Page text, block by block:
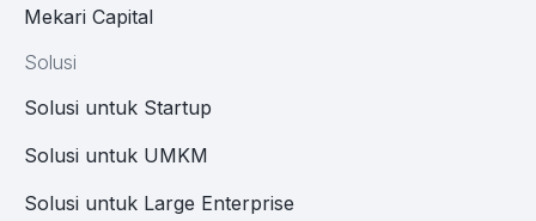
Mekari Capital
Solusi
Solusi untuk Startup
Solusi untuk UMKM
Solusi untuk Large Enterprise